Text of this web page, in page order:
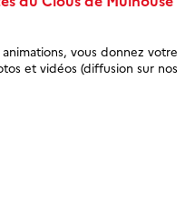
vous donnez votre
et vidéos (diffusion sur nos